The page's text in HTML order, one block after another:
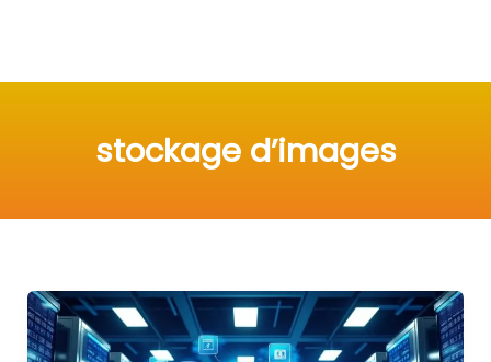
stockage d’images